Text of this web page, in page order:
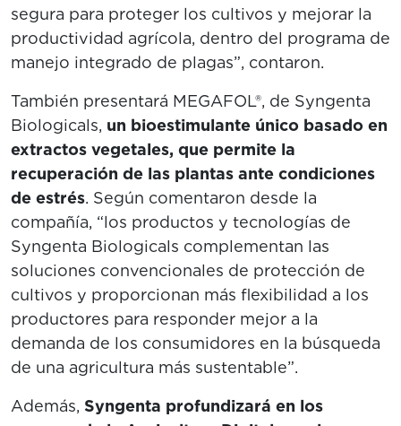
segura para proteger los cultivos y mejorar la
productividad agrícola, dentro del programa de
manejo integrado de plagas”, contaron.
También presentará MEGAFOL®, de Syngenta
Biologicals, un bioestimulante único basado en
extractos vegetales, que permite la
recuperación de las plantas ante condiciones
de estrés. Según comentaron desde la
compañía, “los productos y tecnologías de
Syngenta Biologicals complementan las
soluciones convencionales de protección de
cultivos y proporcionan más flexibilidad a los
productores para responder mejor a la
demanda de los consumidores en la búsqueda
de una agricultura más sustentable”.
Además, Syngenta profundizará en los